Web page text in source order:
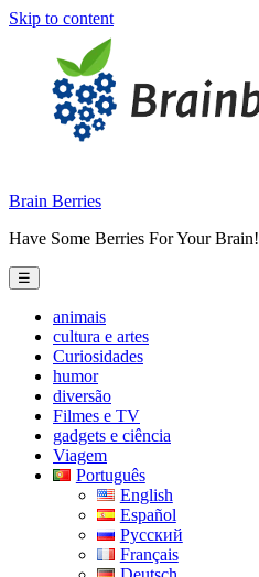
Skip to content
Brain Berries
Have Some Berries For Your Brain!
☰
animais
cultura e artes
Curiosidades
humor
diversão
Filmes e TV
gadgets e ciência
Viagem
Português
English
Español
Русский
Français